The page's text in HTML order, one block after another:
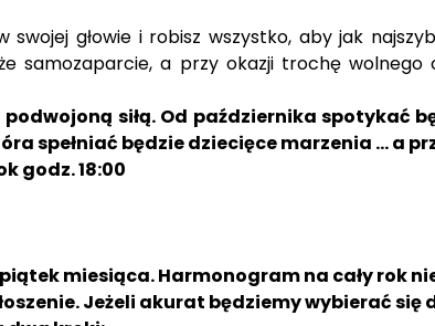
swojej głowie i robisz wszystko, aby jak
samozaparcie, a przy okazji trochę
siłą. Od października spotykać
spełniać będzie dziecięce marzenia … a
godz. 18:00
miesiąca. Harmonogram na cały rok
Jeżeli akurat będziemy wybierać się